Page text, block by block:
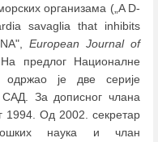
организама („A D-
savaglia that inhibits
European Journal of
предлог Националне
одржао је две серије
За дописног члана
1994. Од 2002. секретар
наука и члан